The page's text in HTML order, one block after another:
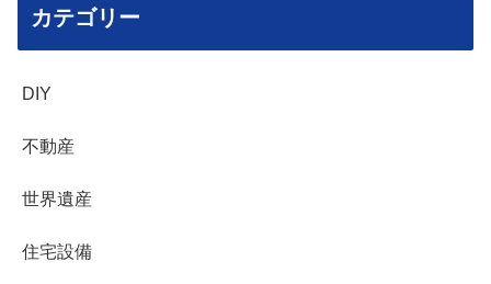
カテゴリー
DIY
不動産
世界遺産
住宅設備